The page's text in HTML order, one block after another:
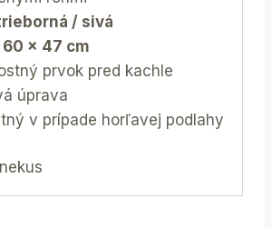
/ sivá
60 x 47 cm
prvok pred kachle
úprava
v prípade horľavej podlahy